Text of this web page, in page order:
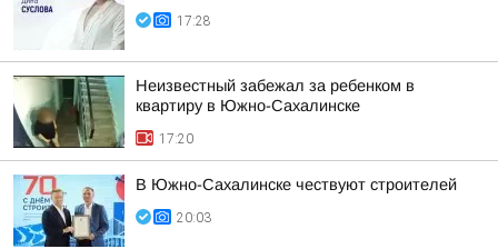
17:28
Неизвестный забежал за ребенком в
квартиру в Южно-Сахалинске
17:20
В Южно-Сахалинске чествуют строителей
20:03